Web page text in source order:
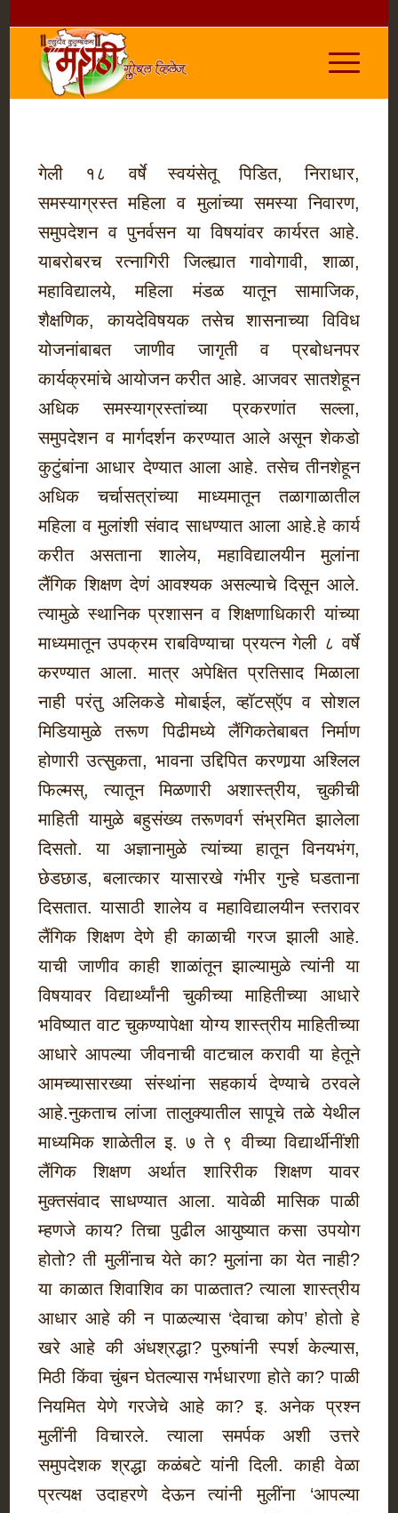
गेली १८ वर्षे स्वयंसेतू पिडित, निराधार,
समस्याग्रस्त महिला व मुलांच्या समस्या निवारण,
समुपदेशन व पुनर्वसन या विषयांवर कार्यरत आहे.
याबरोबरच रत्नागिरी जिल्ह्यात गावोगावी, शाळा,
महाविद्यालये, महिला मंडळ यातून सामाजिक,
शैक्षणिक, कायदेविषयक तसेच शासनाच्या विविध
योजनांबाबत जाणीव जागृती व प्रबोधनपर
कार्यक्रमांचे आयोजन करीत आहे. आजवर सातशेहून
अधिक समस्याग्रस्तांच्या प्रकरणांत सल्ला,
समुपदेशन व मार्गदर्शन करण्यात आले असून शेकडो
कुटुंबांना आधार देण्यात आला आहे. तसेच तीनशेहून
अधिक चर्चासत्रांच्या माध्यमातून तळागाळातील
महिला व मुलांशी संवाद साधण्यात आला आहे.हे कार्य
करीत असताना शालेय, महाविद्यालयीन मुलांना
लैंगिक शिक्षण देणं आवश्यक असल्याचे दिसून आले.
त्यामुळे स्थानिक प्रशासन व शिक्षणाधिकारी यांच्या
माध्यमातून उपक्रम राबविण्याचा प्रयत्न गेली ८ वर्षे
करण्यात आला. मात्र अपेक्षित प्रतिसाद मिळाला
नाही परंतु अलिकडे मोबाईल, व्हॉटस्‌ऍप व सोशल
मिडियामुळे तरूण पिढीमध्ये लैंगिकतेबाबत निर्माण
होणारी उत्सुकता, भावना उद्दिपित करणार्‍या अश्‍लिल
फिल्मस्, त्यातून मिळणारी अशास्त्रीय, चुकीची
माहिती यामुळे बहुसंख्य तरूणवर्ग संभ्रमित झालेला
दिसतो. या अज्ञानामुळे त्यांच्या हातून विनयभंग,
छेडछाड, बलात्कार यासारखे गंभीर गुन्हे घडताना
दिसतात. यासाठी शालेय व महाविद्यालयीन स्तरावर
लैंगिक शिक्षण देणे ही काळाची गरज झाली आहे.
याची जाणीव काही शाळांतून झाल्यामुळे त्यांनी या
विषयावर विद्यार्थ्यांनी चुकीच्या माहितीच्या आधारे
भविष्यात वाट चुकण्यापेक्षा योग्य शास्त्रीय माहितीच्या
आधारे आपल्या जीवनाची वाटचाल करावी या हेतूने
आमच्यासारख्या संस्थांना सहकार्य देण्याचे ठरवले
आहे.नुकताच लांजा तालुक्यातील सापूचे तळे येथील
माध्यमिक शाळेतील इ. ७ ते ९ वीच्या विद्यार्थीनींशी
लैंगिक शिक्षण अर्थात शारिरीक शिक्षण यावर
मुक्तसंवाद साधण्यात आला. यावेळी मासिक पाळी
म्हणजे काय? तिचा पुढील आयुष्यात कसा उपयोग
होतो? ती मुलींनाच येते का? मुलांना का येत नाही?
या काळात शिवाशिव का पाळतात? त्याला शास्त्रीय
आधार आहे की न पाळल्यास ‘देवाचा कोप’ होतो हे
खरे आहे की अंधश्रद्धा? पुरुषांनी स्पर्श केल्यास,
मिठी किंवा चुंबन घेतल्यास गर्भधारणा होते का? पाळी
नियमित येणे गरजेचे आहे का? इ. अनेक प्रश्‍न
मुलींनी विचारले. त्याला समर्पक अशी उत्तरे
समुपदेशक श्रद्धा कळंबटे यांनी दिली. काही वेळा
प्रत्यक्ष उदाहरणे देऊन त्यांनी मुलींना ‘आपल्या